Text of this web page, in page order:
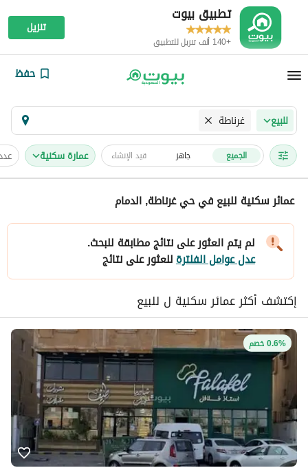
تطبيق بيوت
+140 ألف تنزيل للتطبيق
تنزيل
حفظ
للبيع غرناطة
الجميع جاهز قيد الإنشاء عمارة سكنية
عمائر سكنية للبيع في حي غرناطة, الدمام
لم يتم العثور على نتائج مطابقة للبحث.
عدل عوامل الفلترةللعثور على نتائج
إكتشف أكثر عمائر سكنية ل للبيع
0.6% خصم